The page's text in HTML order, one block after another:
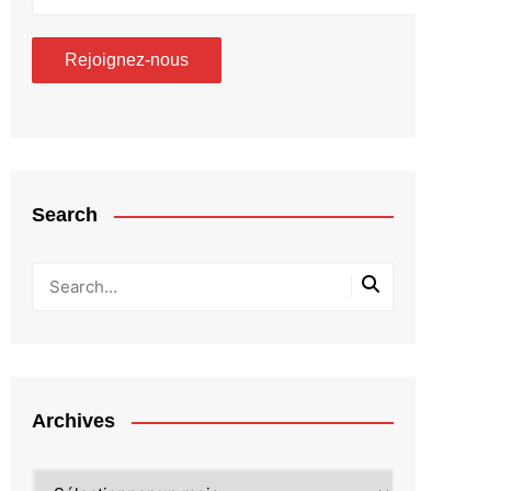
Search
Archives